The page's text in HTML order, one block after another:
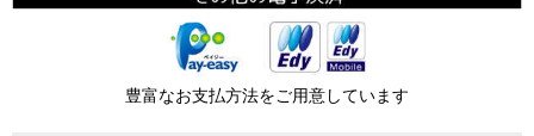
豊富なお支払方法をご用意しています